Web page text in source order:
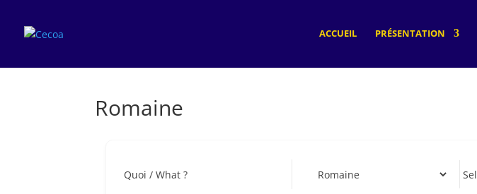
ACCUEIL PRÉSENTATION
Romaine
Quoi / What ?